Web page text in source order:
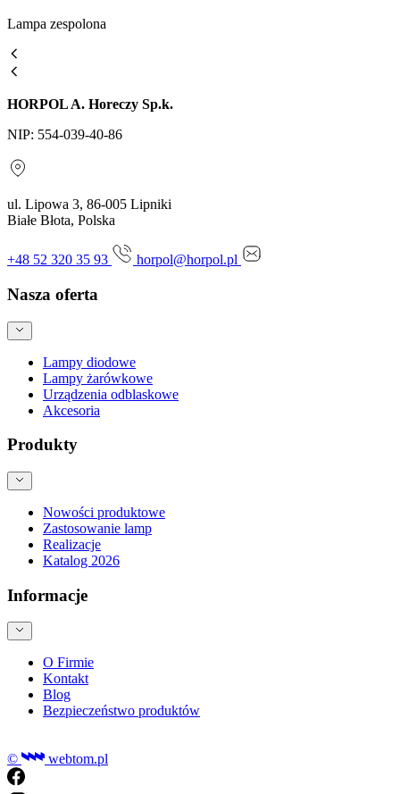
Lampa zespolona
HORPOL A. Horeczy Sp.k.
NIP: 554-039-40-86
ul. Lipowa 3, 86-005 Lipniki
Białe Błota, Polska
+48 52 320 35 93 horpol@horpol.pl
Nasza oferta
Lampy diodowe
Lampy żarówkowe
Urządzenia odblaskowe
Akcesoria
Produkty
Nowości produktowe
Zastosowanie lamp
Realizacje
Katalog 2026
Informacje
O Firmie
Kontakt
Blog
Bezpieczeństwo produktów
© webtom.pl